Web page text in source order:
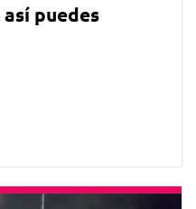
puedes